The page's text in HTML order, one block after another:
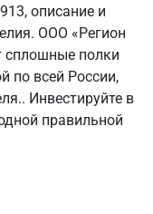
описание и
ООО «Регион
сплошные полки
по всей России,
Инвестируйте в
правильной